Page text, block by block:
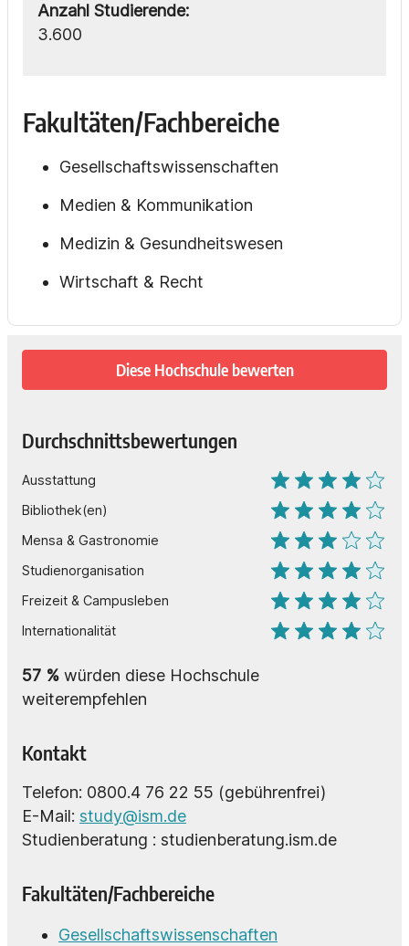
Anzahl Studierende:
3.600
Fakultäten/Fachbereiche
Gesellschaftswissenschaften
Medien & Kommunikation
Medizin & Gesundheitswesen
Wirtschaft & Recht
Diese Hochschule bewerten
Durchschnittsbewertungen
Ausstattung
Bibliothek(en)
Mensa & Gastronomie
Studienorganisation
Freizeit & Campusleben
Internationalität
57 % würden diese Hochschule
weiterempfehlen
Kontakt
Telefon: 0800.4 76 22 55 (gebührenfrei)
E-Mail: study@ism.de
Studienberatung : studienberatung.ism.de
Fakultäten/Fachbereiche
Gesellschaftswissenschaften